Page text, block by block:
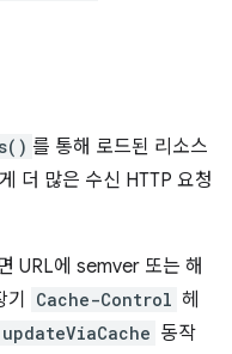
를 통해 로드된 리소스
더 많은 수신 HTTP 요청
URL에 semver 또는 해
Cache-Control 헤
updateViaCache 동작